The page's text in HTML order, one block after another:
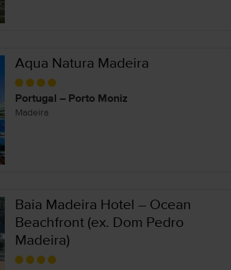
Aqua Natura Madeira
Portugal – Porto Moniz
Madeira
Baia Madeira Hotel – Ocean
Beachfront (ex. Dom Pedro
Madeira)